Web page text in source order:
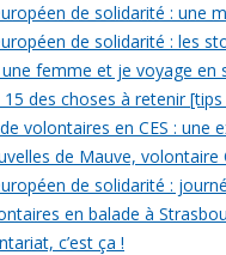
de solidarité : une
de solidarité : les
une femme et je voyage
15 des choses à retenir
volontaires en CES : une
de Mauve, volontaire
de solidarité :
en balade à
c’est ça !